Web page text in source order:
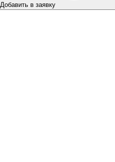
Добавить в заявку